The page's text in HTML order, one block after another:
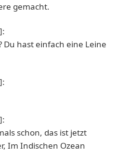
gemacht.
Du hast einfach eine Leine
schon, das ist jetzt
Im Indischen Ozean